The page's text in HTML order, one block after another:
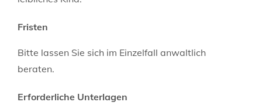
Fristen
Bitte lassen Sie sich im Einzelfall anwaltlich
beraten.
Erforderliche Unterlagen